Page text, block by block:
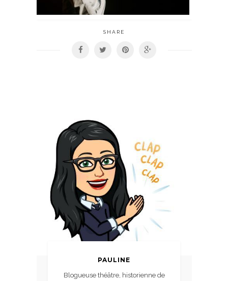
SHARE
PAULINE
Blogueuse théâtre, historienne de